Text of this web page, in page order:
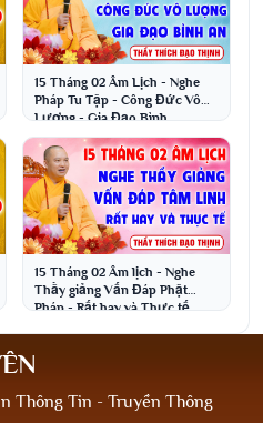
15 Tháng 02 Âm Lịch - Nghe
Pháp Tu Tập - Công Đức Vô
Lượng - Gia Đạo Bình
An│Thầy Thích Đạo Thịnh
15 Tháng 02 Âm lịch - Nghe
Thầy giảng Vấn Đáp Phật
Pháp - Rất hay và Thực tế
Thông Tin - Truyền Thông